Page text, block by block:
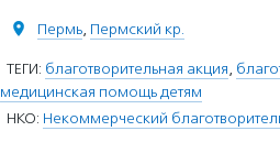
Пермь, Пермский кр.
ТЕГИ: благотворительная акция,
медицинская помощь детям
НКО: Некоммерческий